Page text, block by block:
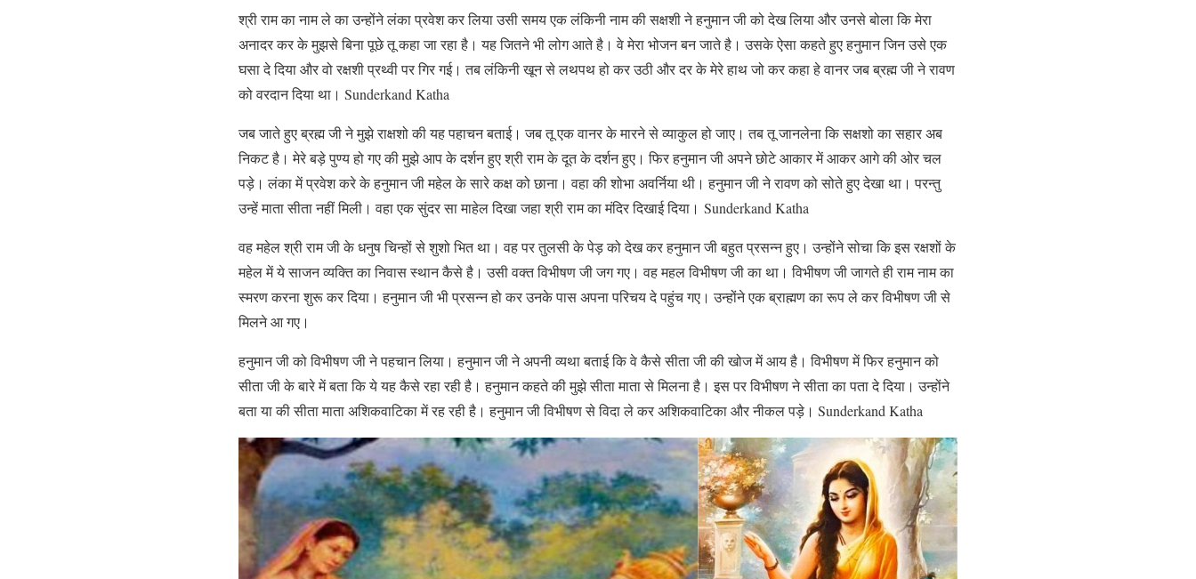
श्री राम का नाम ले का उन्होंने लंका प्रवेश कर लिया उसी समय एक लंकिनी नाम की सक्षशी ने हनुमान जी को देख लिया और उनसे बोला कि मेरा
अनादर कर के मुझसे बिना पूछे तू कहा जा रहा है। यह जितने भी लोग आते है। वे मेरा भोजन बन जाते है। उसके ऐसा कहते हुए हनुमान जिन उसे एक
घसा दे दिया और वो रक्षशी प्रथ्वी पर गिर गई। तब लंकिनी खून से लथपथ हो कर उठी और दर के मेरे हाथ जो कर कहा हे वानर जब ब्रह्म जी ने रावण
को वरदान दिया था। Sunderkand Katha
जब जाते हुए ब्रह्म जी ने मुझे राक्षशो की यह पहाचन बताई। जब तू एक वानर के मारने से व्याकुल हो जाए। तब तू जानलेना कि सक्षशो का सहार अब
निकट है। मेरे बड़े पुण्य हो गए की मुझे आप के दर्शन हुए श्री राम के दूत के दर्शन हुए। फिर हनुमान जी अपने छोटे आकार में आकर आगे की ओर चल
पड़े। लंका में प्रवेश करे के हनुमान जी महेल के सारे कक्ष को छाना। वहा की शोभा अवर्निया थी। हनुमान जी ने रावण को सोते हुए देखा था। परन्तु
उन्हें माता सीता नहीं मिली। वहा एक सुंदर सा माहेल दिखा जहा श्री राम का मंदिर दिखाई दिया। Sunderkand Katha
वह महेल श्री राम जी के धनुष चिन्हों से शुशो भित था। वह पर तुलसी के पेड़ को देख कर हनुमान जी बहुत प्रसन्न हुए। उन्होंने सोचा कि इस रक्षशों के
महेल में ये साजन व्यक्ति का निवास स्थान कैसे है। उसी वक्त विभीषण जी जग गए। वह महल विभीषण जी का था। विभीषण जी जागते ही राम नाम का
स्मरण करना शुरू कर दिया। हनुमान जी भी प्रसन्न हो कर उनके पास अपना परिचय दे पहुंच गए। उन्होंने एक ब्राह्मण का रूप ले कर विभीषण जी से
मिलने आ गए।
हनुमान जी को विभीषण जी ने पहचान लिया। हनुमान जी ने अपनी व्यथा बताई कि वे कैसे सीता जी की खोज में आय है। विभीषण में फिर हनुमान को
सीता जी के बारे में बता कि ये यह कैसे रहा रही है। हनुमान कहते की मुझे सीता माता से मिलना है। इस पर विभीषण ने सीता का पता दे दिया। उन्होंने
बता या की सीता माता अशिकवाटिका में रह रही है। हनुमान जी विभीषण से विदा ले कर अशिकवाटिका और नीकल पड़े। Sunderkand Katha